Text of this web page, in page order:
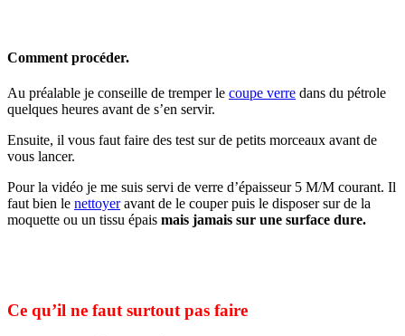
Comment procéder.
Au préalable je conseille de tremper le coupe verre dans du pétrole
quelques heures avant de s’en servir.
Ensuite, il vous faut faire des test surde petits morceaux avant de
vous lancer.
Pour la vidéo je me suis servi de verre d’épaisseur 5 M/M courant. Il
faut bien le nettoyeravant de le couper puis le disposer sur de la
moquette ou un tissu épais mais jamais sur une surface dure.
Ce qu’il ne faut surtout pas faire